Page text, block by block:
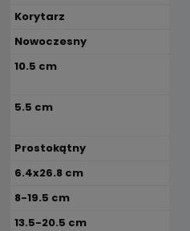
Korytarz
Nowoczesny
10.5 cm
5.5 cm
Prostokątny
6.4x26.8 cm
8-19.5 cm
13.5-20.5 cm